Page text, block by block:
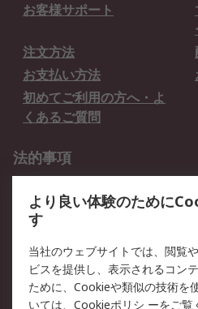
お客様サポート
注文方法
お支払い方法
初めてご利用の方へ・よ
くあるご質問
法的事項
クッキーポリシー
RSについて
会社概要
プレスリリース＆お知ら
より良い体験のために
す
当社のウェブサイトでは、閲覧
ビスを提供し、表示されるコン
ために、Cookieや類似の技術を
いては、 Cookieポリシ ーをご覧